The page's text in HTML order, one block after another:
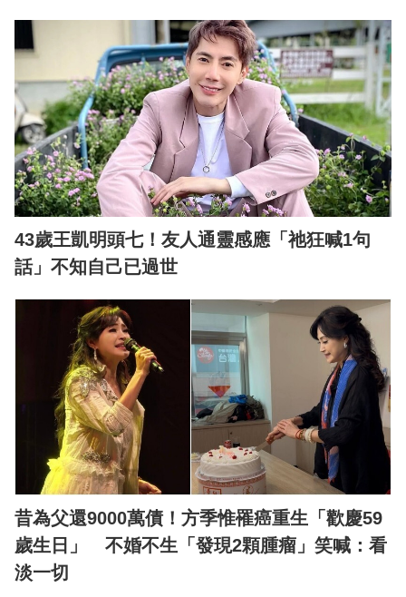
43歲王凱明頭七！友人通靈感應「祂狂喊1句
話」不知自己已過世
昔為父還9000萬債！方季惟罹癌重生「歡慶59
歲生日」 不婚不生「發現2顆腫瘤」笑喊：看
淡一切